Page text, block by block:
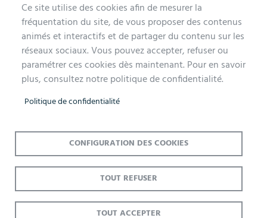
Ce site utilise des cookies afin de mesurer la
fréquentation du site, de vous proposer des contenus
animés et interactifs et de partager du contenu sur les
réseaux sociaux. Vous pouvez accepter, refuser ou
paramétrer ces cookies dès maintenant. Pour en savoir
plus, consultez notre politique de confidentialité.
Politique de confidentialité
CONFIGURATION DES COOKIES
TOUT REFUSER
TOUT ACCEPTER
MAIRIE D'AUBERGENVILLE
1 avenue de la Division Leclerc
78410 Aubergenville
Tél. 01 30 90 45 00
Lundi, mercredi, jeudi et vendredi de 9h à 12h et de 14h à 17h
Le samedi de 9h à 12h (Accueil et État-Civil)
Menu
Pied
Accueil Mentions légales
Données personnelles
Plan du site
Accessibilité : Non conforme
Cookies